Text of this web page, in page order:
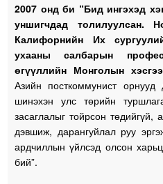
2007 онд би “Бид ингэхэд
уншигчдад толилуулсан.
Калифорнийн Их
ухааны салбарын
өгүүллийн Монголын
Азийн посткоммунист
шинэхэн улс төрийн
засаглалыг тойрсон төдийгүй,
дэвшиж, дарангуйлал руу
ардчиллын үйлсэд олсон
бий”.